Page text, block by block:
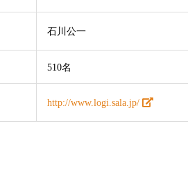
石川公一
510名
http://www.logi.sala.jp/